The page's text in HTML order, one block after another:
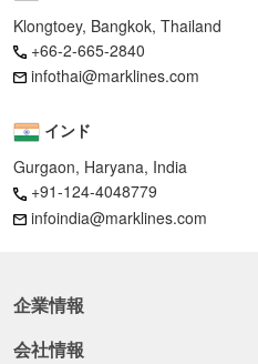
Klongtoey, Bangkok, Thailand
+66-2-665-2840
infothai@marklines.com
インド
Gurgaon, Haryana, India
+91-124-4048779
infoindia@marklines.com
企業情報
会社情報